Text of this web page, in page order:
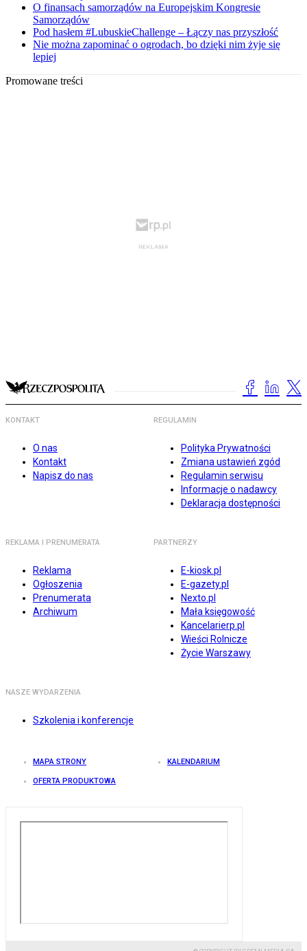
O finansach samorządów na Europejskim Kongresie
Samorządów
Pod hasłem #LubuskieChallenge – Łączy nas przyszłość
Nie można zapominać o ogrodach, bo dzięki nim żyje się
lepiej
Promowane treści
KONTAKT
O nas
Kontakt
Napisz do nas
REGULAMIN
Polityka Prywatności
Zmiana ustawień zgód
Regulamin serwisu
Informacje o nadawcy
Deklaracja dostępności
REKLAMA I PRENUMERATA
Reklama
Ogłoszenia
Prenumerata
Archiwum
PARTNERZY
E-kiosk.pl
E-gazety.pl
Nexto.pl
Mała księgowość
Kancelarierp.pl
Wieści Rolnicze
Życie Warszawy
NASZE WYDARZENIA
Szkolenia i konferencje
MAPA STRONY KALENDARIUM
OFERTA PRODUKTOWA